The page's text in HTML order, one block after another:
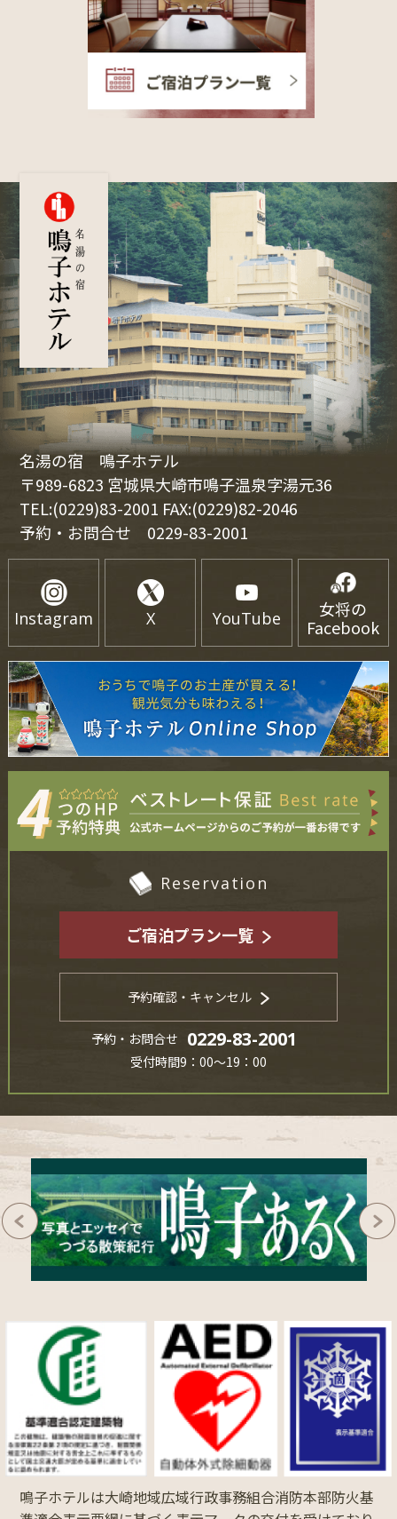
名湯の宿 鳴子ホテル
〒989-6823 宮城県大崎市鳴子温泉字湯元36
TEL:(0229)83-2001 FAX:(0229)82-2046
予約・お問合せ 0229-83-2001
Instagram X YouTube
女将の
Facebook
Reservation
ご宿泊プラン一覧
予約確認・キャンセル
予約・お問合せ 0229-83-2001
受付時間9：00～19：00
鳴子ホテルは大崎地域広域行政事務組合消防本部防火基